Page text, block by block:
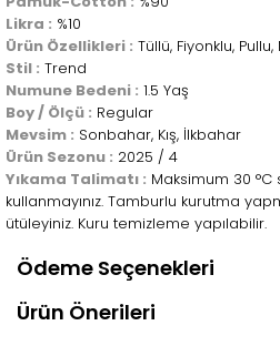
Likra : %10
Ürün Özellikleri : Tüllü, Fiyonklu, Pullu,
Stil : Trend
Numune Bedeni : 1.5 Yaş
Boy / Ölçü : Regular
Mevsim : Sonbahar, Kış, İlkbahar
Ürün Sezonu : 2025 / 4
Yıkama Talimatı : Maksimum 30 °C
kullanmayınız. Tamburlu kurutma
ütüleyiniz. Kuru temizleme yapılabilir.
Ödeme Seçenekleri
Ürün Önerileri